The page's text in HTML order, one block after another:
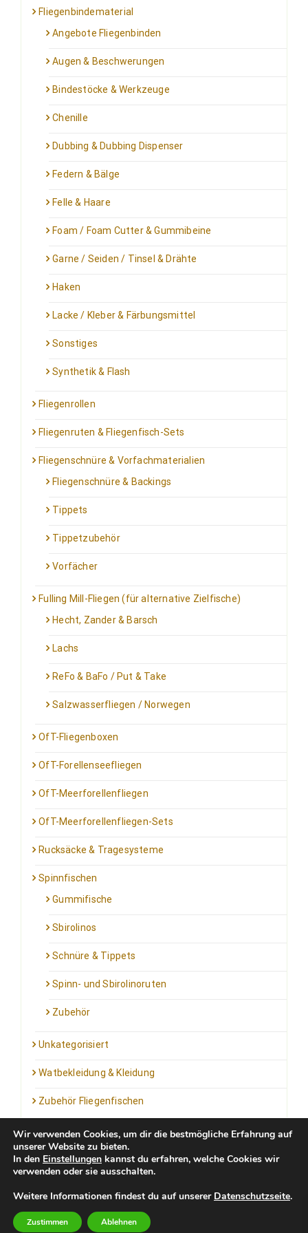
Fliegenbindematerial
Angebote Fliegenbinden
Augen & Beschwerungen
Bindestöcke & Werkzeuge
Chenille
Dubbing & Dubbing Dispenser
Federn & Bälge
Felle & Haare
Foam / Foam Cutter & Gummibeine
Garne / Seiden / Tinsel & Drähte
Haken
Lacke / Kleber & Färbungsmittel
Sonstiges
Synthetik & Flash
Fliegenrollen
Fliegenruten & Fliegenfisch-Sets
Fliegenschnüre & Vorfachmaterialien
Fliegenschnüre & Backings
Tippets
Tippetzubehör
Vorfächer
Fulling Mill-Fliegen (für alternative Zielfische)
Hecht, Zander & Barsch
Lachs
ReFo & BaFo / Put & Take
Salzwasserfliegen / Norwegen
OfT-Fliegenboxen
OfT-Forellenseefliegen
OfT-Meerforellenfliegen
OfT-Meerforellenfliegen-Sets
Rucksäcke & Tragesysteme
Spinnfischen
Gummifische
Sbirolinos
Schnüre & Tippets
Spinn- und Sbirolinoruten
Zubehör
Unkategorisiert
Watbekleidung & Kleidung
Zubehör Fliegenfischen
Kontakt: info@outfortrout.de
Newsletter
Wir verwenden Cookies, um dir die bestmögliche Erfahrung auf
unserer Website zu bieten.
In den Einstellungen kannst du erfahren, welche Cookies wir
verwenden oder sie ausschalten.
Weitere Informationen findest du auf unserer Datenschutzseite.
Zustimmen Ablehnen